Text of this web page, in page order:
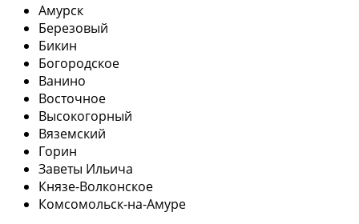
Амурск
Березовый
Бикин
Богородское
Ванино
Восточное
Высокогорный
Вяземский
Горин
Заветы Ильича
Князе-Волконское
Комсомольск-на-Амуре